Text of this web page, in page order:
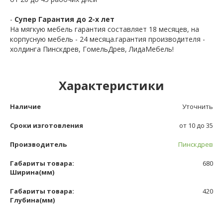
- Супер Гарантия до 2-х лет
На мягкую мебель гарантия составляет 18 месяцев, на
корпусную мебель - 24 месяца.гарантия производителя -
холдинга Пинскдрев, ГомельДрев, ЛидаМебель!
Характеристики
Наличие Уточнить
Сроки изготовления от 10 до 35
Производитель Пинскдрев
Габариты товара:
Ширина(мм)
680
Габариты товара:
Глубина(мм)
420